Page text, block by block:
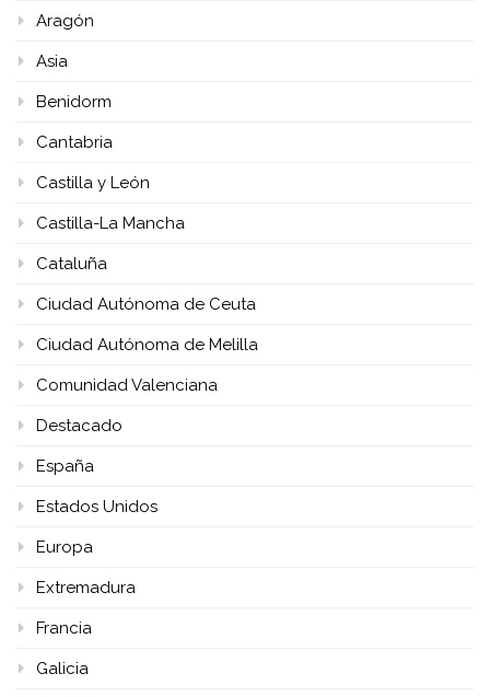
Aragón
Asia
Benidorm
Cantabria
Castilla y León
Castilla-La Mancha
Cataluña
Ciudad Autónoma de Ceuta
Ciudad Autónoma de Melilla
Comunidad Valenciana
Destacado
España
Estados Unidos
Europa
Extremadura
Francia
Galicia